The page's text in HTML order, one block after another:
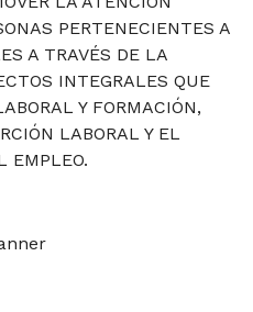
PERTENECIENTES A
A TRAVÉS DE LA
INTEGRALES QUE
Y FORMACIÓN,
LABORAL Y EL
EMPLEO.